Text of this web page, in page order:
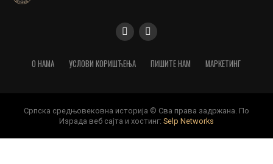
О НАМА УСЛОВИ КОРИШЋЕЊА ПИШИТЕ НАМ МАРКЕТИНГ
Српска средњовековна историја © Сва права задржана. По
Израда веб сајта и хостинг: Selp Networks